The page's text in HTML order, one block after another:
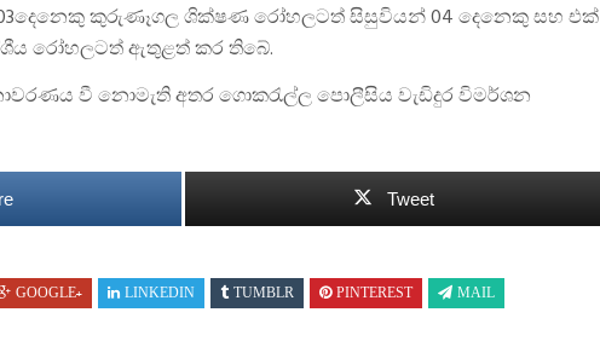
03දෙනෙකු කුරුණෑගල ශික්ෂණ රෝහලටත් සිසුවියන් 04 දෙනෙකු සහ එක්
රෝහලටත් ඇතුළත් කර තිබේ.
වී නොමැති අතර ගොකරැල්ල පොලීසිය වැඩිදුර විමර්ශන
Tweet
GOOGLE+ LINKEDIN TUMBLR PINTEREST MAIL